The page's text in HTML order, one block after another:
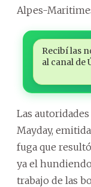
Alpes-
Recibí las
al canal de
Las
Mayday,
fuga que
ya el
trabajo de las